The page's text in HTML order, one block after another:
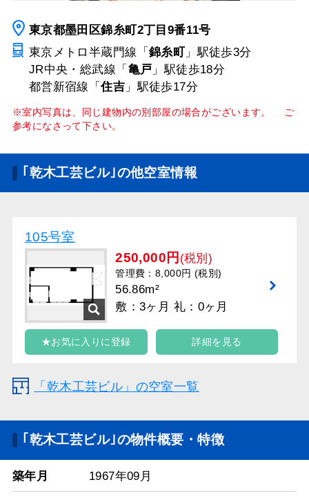
東京都墨田区錦糸町2丁目9番11号
東京メトロ半蔵門線「 錦糸町」駅徒歩3分
JR中央・総武線「 亀戸 」駅徒歩18分
都営新宿線「住吉 」駅徒歩17分
※室内写真は、同じ建物内の別部屋の場合がございます。 ご
参考になさって下さい。
｢乾木工芸ビル｣の他空室情報
105号室
250,000円 (税別)
管理費：8,000円 (税別)
56.86m²
敷：3ヶ月 礼：0ヶ月
★お気に入りに登録 詳細を見る
「乾木工芸ビル」の空室一覧
｢乾木工芸ビル｣の物件概要・特徴
築年月 1967年09月